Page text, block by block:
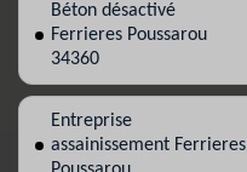
Béton désactivé
Ferrieres Poussarou
34360
Entreprise
assainissement Ferrieres